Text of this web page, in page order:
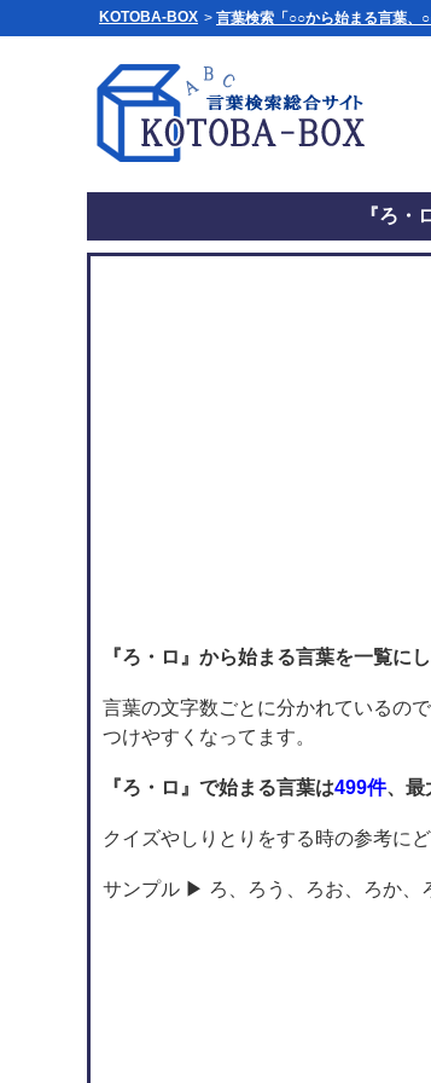
KOTOBA-BOX > 言葉検索「○○から始まる言葉、
『ろ・
『ろ・ロ』から始まる言葉を一覧にし
言葉の文字数ごとに分かれているの
つけやすくなってます。
『ろ・ロ』で始まる言葉は499件、最
クイズやしりとりをする時の参考にど
サンプル ▶ ろ、ろう、ろお、ろか、